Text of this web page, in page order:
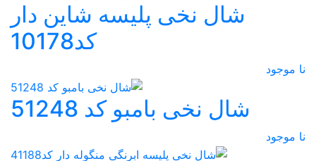
شال نخی پلیسه شاین دار
کد10178
نا موجود
شال نخی بامبو کد 51248
نا موجود